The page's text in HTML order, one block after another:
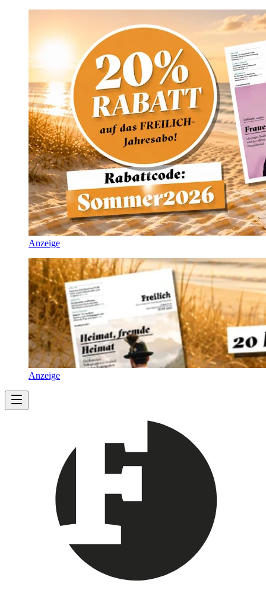
Anzeige
Anzeige